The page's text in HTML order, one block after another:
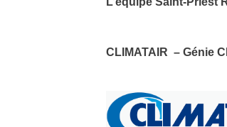
CLIMATAIR – Génie